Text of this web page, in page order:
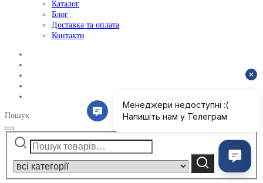
Каталог
Блог
Доставка та оплата
Контакти
Пошук
Шукати:
category:
Шукати